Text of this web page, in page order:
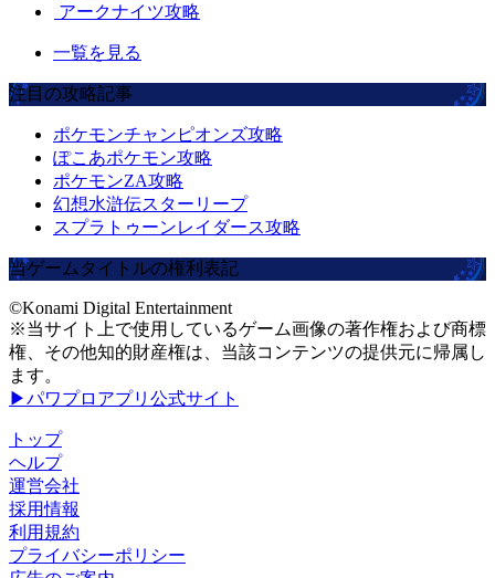
アークナイツ攻略
一覧を見る
注目の攻略記事
ポケモンチャンピオンズ攻略
ぽこあポケモン攻略
ポケモンZA攻略
幻想水滸伝スターリープ
スプラトゥーンレイダース攻略
当ゲームタイトルの権利表記
©Konami Digital Entertainment
※当サイト上で使用しているゲーム画像の著作権および商標
権、その他知的財産権は、当該コンテンツの提供元に帰属し
ます。
▶パワプロアプリ公式サイト
トップ
ヘルプ
運営会社
採用情報
利用規約
プライバシーポリシー